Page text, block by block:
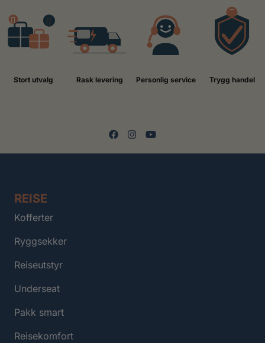
Stort utvalg Rask levering Personlig service Trygg handel
REISE
Kofferter
Ryggsekker
Reiseutstyr
Underseat
Pakk smart
Reisekomfort